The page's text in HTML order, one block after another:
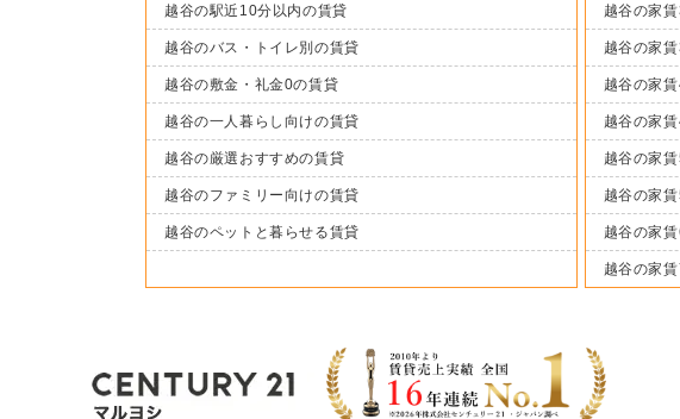
越谷の駅近10分以内の賃貸
越谷のバス・トイレ別の賃貸
越谷の敷金・礼金0の賃貸
越谷の一人暮らし向けの賃貸
越谷の厳選おすすめの賃貸
越谷のファミリー向けの賃貸
越谷のペットと暮らせる賃貸
越谷の家
越谷の家
越谷の家
越谷の家
越谷の家
越谷の家
越谷の家
越谷の家